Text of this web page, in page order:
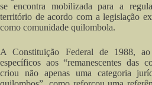
se encontra mobilizada para a
território de acordo com a legislação
como comunidade quilombola.
A Constituição Federal de 1988,
específicos aos “remanescentes das
criou não apenas uma categoria